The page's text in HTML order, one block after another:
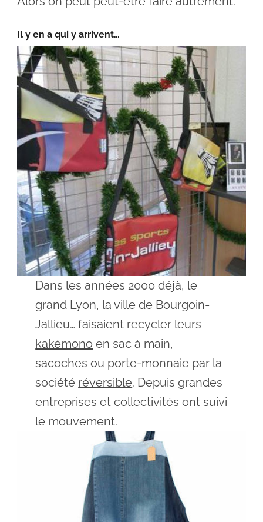
Il y en a qui y arrivent…
Dans les années 2000 déjà, le
grand Lyon, la ville de Bourgoin-
Jallieu… faisaient recycler leurs
kakémono en sac à main,
sacoches ou porte-monnaie par la
société réversible. Depuis grandes
entreprises et collectivités ont suivi
le mouvement.